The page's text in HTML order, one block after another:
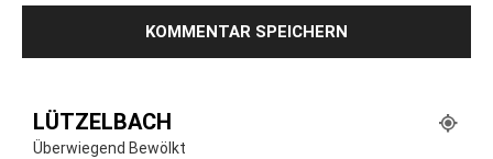
LÜTZELBACH
Überwiegend Bewölkt